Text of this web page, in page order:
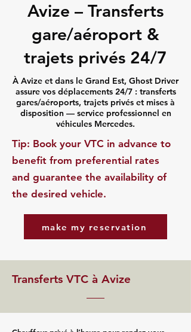
Avize – Transferts
gare/aéroport &
trajets privés 24/7
À Avize et dans le Grand Est, Ghost Driver
assure vos déplacements 24/7 : transferts
gares/aéroports, trajets privés et mises à
disposition — service professionnel en
véhicules Mercedes.
​Tip: Book your VTC in advance to
benefit from preferential rates
and guarantee the availability of
the desired vehicle.
make my reservation
Transferts VTC à Avize